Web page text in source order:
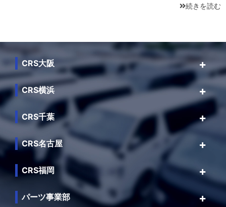
続きを読む
CRS大阪
CRS横浜
CRS千葉
CRS名古屋
CRS福岡
パーツ事業部